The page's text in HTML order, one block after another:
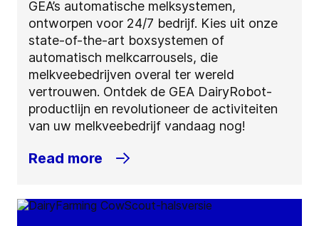
GEA’s automatische melksystemen,
ontworpen voor 24/7 bedrijf. Kies uit onze
state-of-the-art boxsystemen of
automatisch melkcarrousels, die
melkveebedrijven overal ter wereld
vertrouwen. Ontdek de GEA DairyRobot-
productlijn en revolutioneer de activiteiten
van uw melkveebedrijf vandaag nog!
Read more